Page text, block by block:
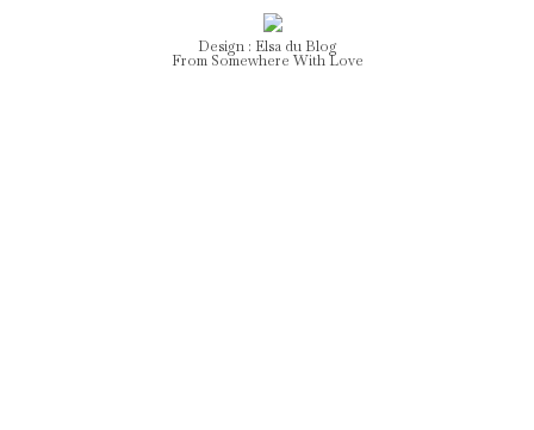
Design : Elsadu Blog
From Somewhere With Love